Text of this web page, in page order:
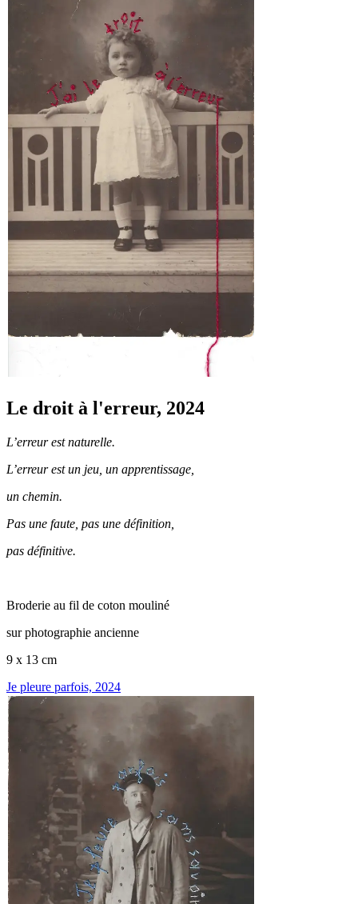
Le droit à l'erreur, 2024
L’erreur est naturelle.
L’erreur est un jeu, un apprentissage,
un chemin.
Pas une faute, pas une définition,
pas définitive.
Broderie au fil de coton mouliné
sur photographie ancienne
9 x 13 cm
Je pleure parfois, 2024